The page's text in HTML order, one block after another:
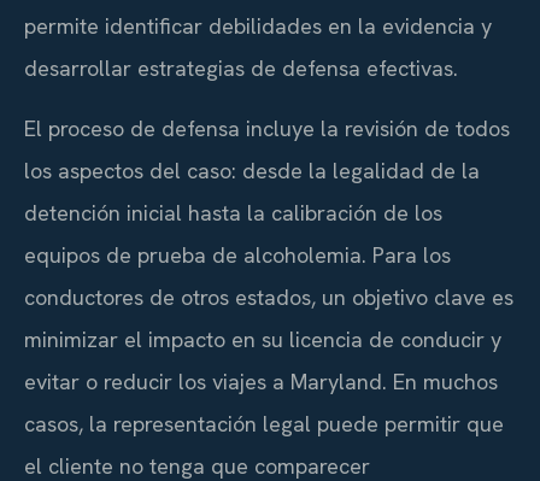
permite identificar debilidades en la evidencia y
desarrollar estrategias de defensa efectivas.
El proceso de defensa incluye la revisión de todos
los aspectos del caso: desde la legalidad de la
detención inicial hasta la calibración de los
equipos de prueba de alcoholemia. Para los
conductores de otros estados, un objetivo clave es
minimizar el impacto en su licencia de conducir y
evitar o reducir los viajes a Maryland. En muchos
casos, la representación legal puede permitir que
el cliente no tenga que comparecer